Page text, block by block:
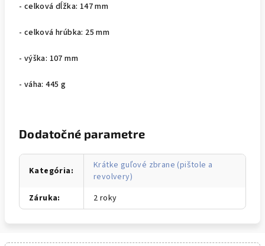
- celková dĺžka: 147 mm
- celková hrúbka: 25 mm
- výška: 107 mm
- váha: 445 g
Dodatočné parametre
Kategória:
Krátke guľové zbrane (pištole a
revolvery)
Záruka: 2 roky